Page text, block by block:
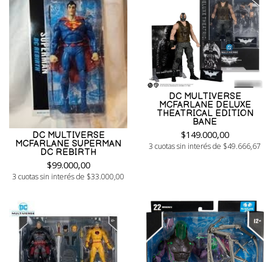
DC MULTIVERSE
MCFARLANE SUPERMAN
DC REBIRTH
$99.000,00
3 cuotas sin interés de $33.000,00
DC MULTIVERSE
MCFARLANE DELUXE
THEATRICAL EDITION
BANE
$149.000,00
3 cuotas sin interés de $49.666,67